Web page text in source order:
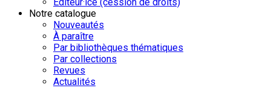
Notre catalogue
Nouveautés
À paraître
Par bibliothèques thématiques
Par collections
Revues
Actualités